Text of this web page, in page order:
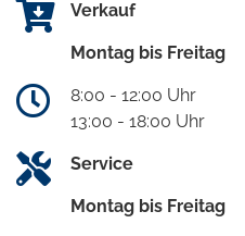
Verkauf
Montag bis Freitag
8:00 - 12:00 Uhr
13:00 - 18:00 Uhr
Service
Montag bis Freitag